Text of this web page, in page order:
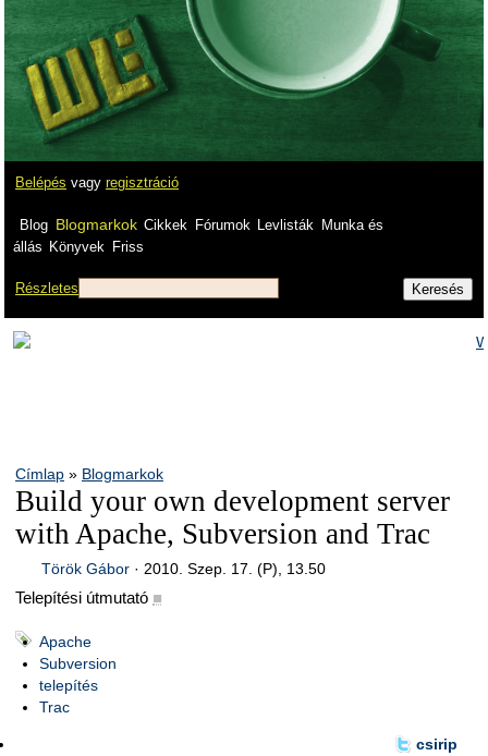
Belépés vagy regisztráció
Blog Blogmarkok Cikkek Fórumok Levlisták
Munka és
állás Könyvek Friss
Részletes
Címlap » Blogmarkok
Build your own development server
with Apache, Subversion and Trac
Török Gábor· 2010. Szep. 17. (P), 13.50
Telepítési útmutató ■
Apache
Subversion
telepítés
Trac
csirip